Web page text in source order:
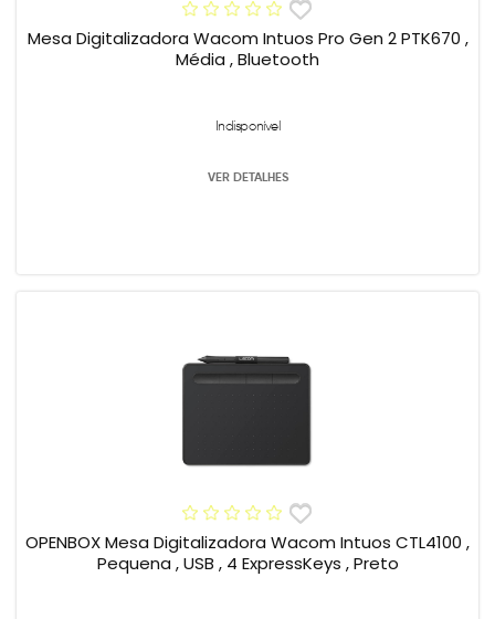
Mesa Digitalizadora Wacom Intuos Pro Gen 2 PTK670 ,
Média , Bluetooth
Indisponível
VER DETALHES
OPENBOX Mesa Digitalizadora Wacom Intuos CTL4100 ,
Pequena , USB , 4 ExpressKeys , Preto